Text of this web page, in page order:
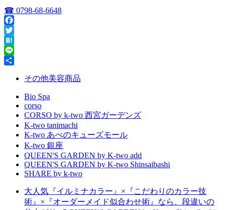
☎ 0798-68-6648
Facebook
Twitter
Hatena
Line
その他美容商品
Bio Spa
corso
CORSO by k-two 西宮ガーデンズ
K-two tanimachi
K-two あべのキューズモール
K-two 銀座
QUEEN'S GARDEN by K-two add
QUEEN'S GARDEN by K-two Shinsaibashi
SHARE by k-two
大人気『イルミナカラー』×『こだわりのカラー技
術』×『オーダーメイド似合わせ術』なら、段違いの